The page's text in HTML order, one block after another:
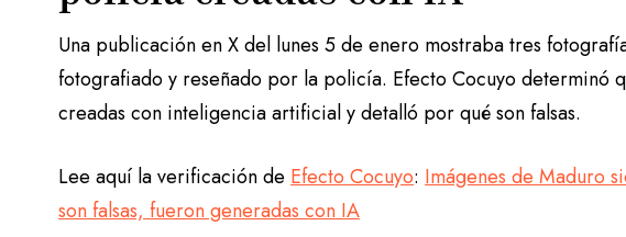
Una publicación en X del lunes 5 de enero mostraba tres
fotografiado y reseñado por la policía. Efecto Cocuyo determinó
creadas con inteligencia artificial y detalló por qué son falsas.
Lee aquí la verificación de Efecto Cocuyo: Imágenes de Maduro
son falsas, fueron generadas con IA